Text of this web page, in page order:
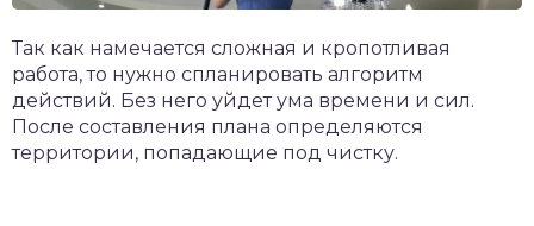
Так как намечается сложная и кропотливая
работа, то нужно спланировать алгоритм
действий. Без него уйдет ума времени и сил.
После составления плана определяются
территории, попадающие под чистку.